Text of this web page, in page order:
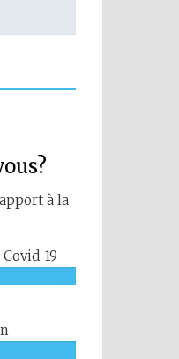
à la
19